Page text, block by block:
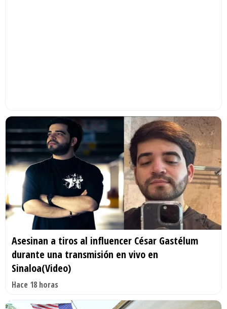
Asesinan a tiros al influencer César Gastélum
durante una transmisión en vivo en
Sinaloa(Video)
Hace 18 horas